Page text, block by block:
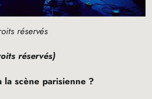
réservés
réservés)
la scène parisienne ?